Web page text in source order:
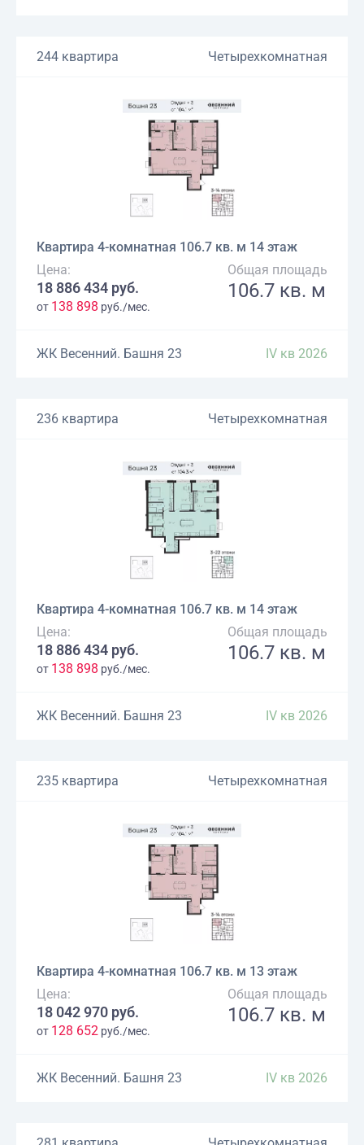
244 квартира Четырехкомнатная
Квартира 4-комнатная 106.7 кв. м 14 этаж
Цена:
18 886 434 руб.
от 138 898 руб./мес.
Общая площадь
106.7 кв. м
ЖК Весенний. Башня 23 IV кв 2026
236 квартира Четырехкомнатная
Квартира 4-комнатная 106.7 кв. м 14 этаж
Цена:
18 886 434 руб.
от 138 898 руб./мес.
Общая площадь
106.7 кв. м
ЖК Весенний. Башня 23 IV кв 2026
235 квартира Четырехкомнатная
Квартира 4-комнатная 106.7 кв. м 13 этаж
Цена:
18 042 970 руб.
от 128 652 руб./мес.
Общая площадь
106.7 кв. м
ЖК Весенний. Башня 23 IV кв 2026